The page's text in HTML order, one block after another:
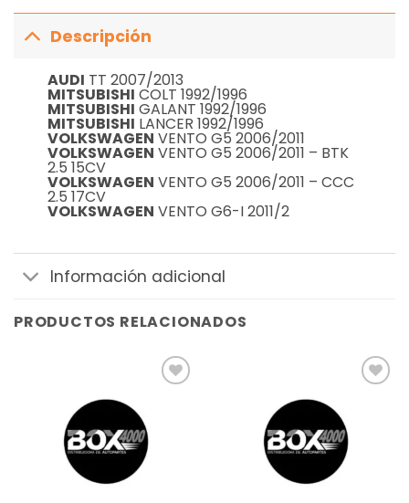
Descripción
AUDI TT 2007/2013
MITSUBISHI COLT 1992/1996
MITSUBISHI GALANT 1992/1996
MITSUBISHI LANCER 1992/1996
VOLKSWAGEN VENTO G5 2006/2011
VOLKSWAGEN VENTO G5 2006/2011 – BTK
2.5 15CV
VOLKSWAGEN VENTO G5 2006/2011 – CCC
2.5 17CV
VOLKSWAGEN VENTO G6-I 2011/2
Información adicional
PRODUCTOS RELACIONADOS
deseos
deseos